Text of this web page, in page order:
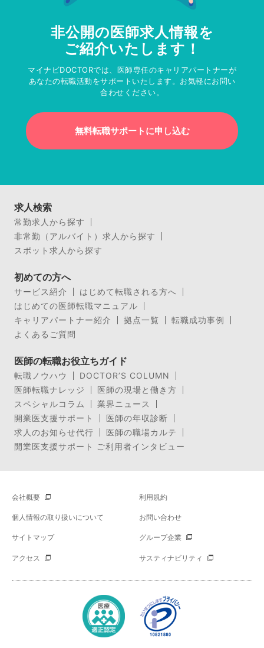
非公開の医師求人情報を
ご紹介いたします！
マイナビDOCTORでは、医師専任のキャリアパートナーが
あなたの転職活動をサポートいたします。お気軽にお問い
合わせください。
無料転職サポートに申し込む
求人検索
常勤求人から探す
非常勤（アルバイト）求人から探す
スポット求人から探す
初めての方へ
サービス紹介
はじめて転職される方へ
はじめての医師転職マニュアル
キャリアパートナー紹介
拠点一覧
転職成功事例
よくあるご質問
医師の転職お役立ちガイド
転職ノウハウ
DOCTOR’S COLUMN
医師転職ナレッジ
医師の現場と働き方
スペシャルコラム
業界ニュース
開業医支援サポート
医師の年収診断
求人のお知らせ代行
医師の職場カルテ
開業医支援サポート ご利用者インタビュー
会社概要 利用規約
個人情報の取り扱いについて お問い合わせ
サイトマップ グループ企業
アクセス サスティナビリティ